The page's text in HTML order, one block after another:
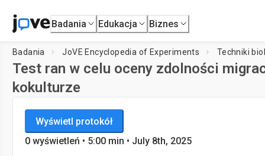
Badania Edukacja Biznes
Badania JoVE Encyclopedia of Experiments Techniki
Test ran w celu oceny zdolności
kokulturze
JoVE Encyclopedia of Experiments
Techniki biologiczne
Wyświetl protokół
0 wyświetleń • 5:00 min • July 8th, 2025